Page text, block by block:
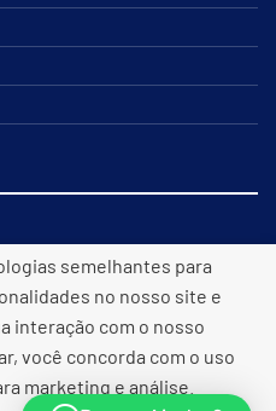
semelhantes para
no nosso site e
interação com o nosso
você concorda com o uso
marketing e análise.